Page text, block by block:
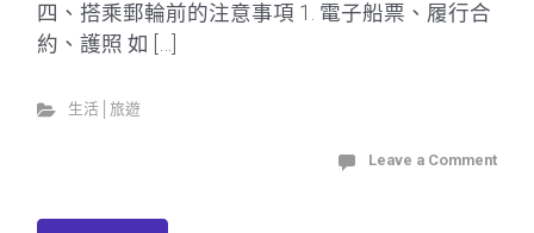
四、搭乘郵輪前的注意事項 1. 電子船票、履行合
約、護照 如 […]
生活│旅遊
Leave a Comment